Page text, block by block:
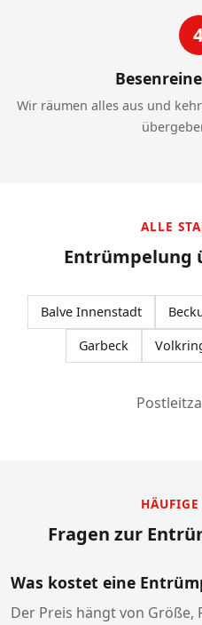
Wir räumen alles aus und
ALLE
Entrümpelung
Balve Innenstadt
Garbeck
Fragen zur
Was kostet eine
Der Preis hängt von Größe,